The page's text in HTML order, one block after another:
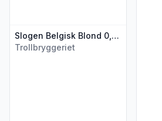
Slogen Belgisk Blond 0,5l flaske
Trollbryggeriet